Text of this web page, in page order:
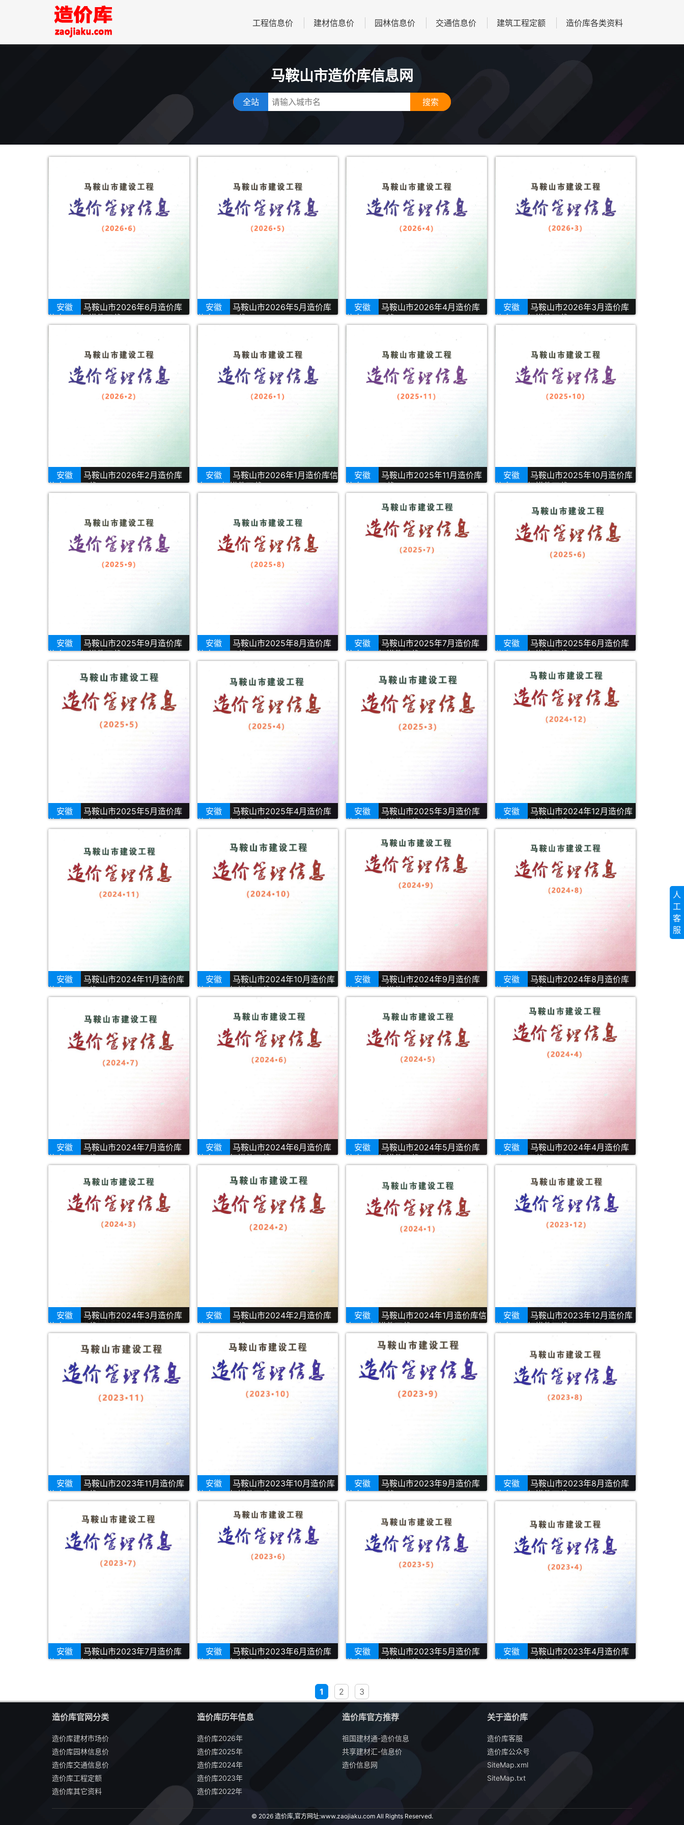
工程信息价 建材信息价 园林信息价 交通信息价 建筑工程定额 造价库各类资料
马鞍山市造价库信息网
全站
安徽
马鞍山市2026年6月造价库
信息PDF扫描件下载
安徽
马鞍山市2026年5月造价库
信息PDF下载
安徽
马鞍山市2026年4月造价库
信息PDF下载
安徽
马鞍山市2026年3月造价库
信息PDF扫描件下载
安徽
马鞍山市2026年2月造价库
信息PDF下载
安徽
马鞍山市2026年1月造价库信
息PDF扫描件下载
安徽
马鞍山市2025年11月造价库
信息PDF下载
安徽
马鞍山市2025年10月造价库
信息PDF扫描件下载
安徽
马鞍山市2025年9月造价库
信息PDF扫描件下载
安徽
马鞍山市2025年8月造价库
信息PDF下载
安徽
马鞍山市2025年7月造价库
信息PDF扫描件下载
安徽
马鞍山市2025年6月造价库
信息PDF扫描件下载
安徽
马鞍山市2025年5月造价库
信息PDF扫描件下载
安徽
马鞍山市2025年4月造价库
信息PDF扫描件下载
安徽
马鞍山市2025年3月造价库
信息PDF扫描件下载
安徽
马鞍山市2024年12月造价库
信息PDF扫描件下载
安徽
马鞍山市2024年11月造价库
信息PDF下载
安徽
马鞍山市2024年10月造价库
信息PDF扫描件下载
安徽
马鞍山市2024年9月造价库
信息PDF扫描件下载
安徽
马鞍山市2024年8月造价库
信息PDF下载
安徽
马鞍山市2024年7月造价库
信息PDF下载
安徽
马鞍山市2024年6月造价库
信息PDF扫描件下载
安徽
马鞍山市2024年5月造价库
信息PDF扫描件下载
安徽
马鞍山市2024年4月造价库
信息PDF下载
安徽
马鞍山市2024年3月造价库
信息PDF下载
安徽
马鞍山市2024年2月造价库
信息PDF下载
安徽
马鞍山市2024年1月造价库信
息PDF扫描件下载
安徽
马鞍山市2023年12月造价库
信息PDF扫描件下载
安徽
马鞍山市2023年11月造价库
信息PDF下载
安徽
马鞍山市2023年10月造价库
信息PDF扫描件下载
安徽
马鞍山市2023年9月造价库
信息PDF下载
安徽
马鞍山市2023年8月造价库
信息PDF扫描件下载
安徽
马鞍山市2023年7月造价库
信息PDF扫描件下载
安徽
马鞍山市2023年6月造价库
信息PDF扫描件下载
安徽
马鞍山市2023年5月造价库
信息PDF扫描件下载
安徽
马鞍山市2023年4月造价库
信息PDF扫描件下载
1 2 3
造价库官网分类
造价库建材市场价
造价库园林信息价
造价库交通信息价
造价库工程定额
造价库其它资料
造价库历年信息
造价库2026年
造价库2025年
造价库2024年
造价库2023年
造价库2022年
造价库官方推荐
祖国建材通-造价信息
共享建材汇-信息价
造价信息网
关于造价库
造价库客服
造价库公众号
SiteMap.xml
SiteMap.txt
© 2026 造价库,官方网址:www.zaojiaku.comAll Rights Reserved.
人
工
客
服